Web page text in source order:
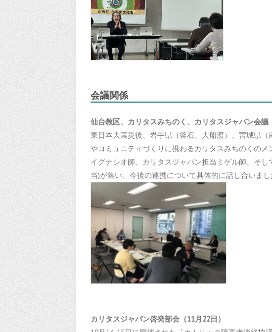
会議関係
仙台教区、カリタスみちのく、カリタスジャパン会議
東日本大震災後、岩手県（釜石、大船渡）、宮城県
やコミュニティづくりに携わるカリタスみちのくの
イグナシオ師、カリタスジャパン担当ミゲル師、そ
当)が集い、今後の連携について具体的に話し合いまし
カリタスジャパン啓発部会（11月22日）